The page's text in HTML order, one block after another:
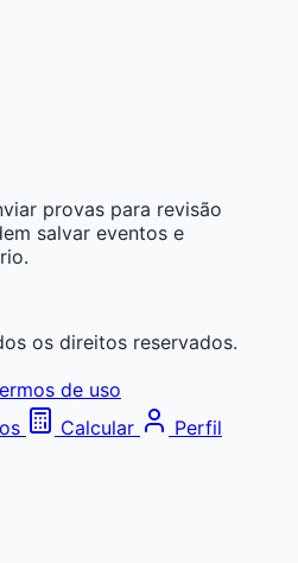
provas para revisão
salvar eventos e
os direitos reservados.
de uso
Calcular Perfil